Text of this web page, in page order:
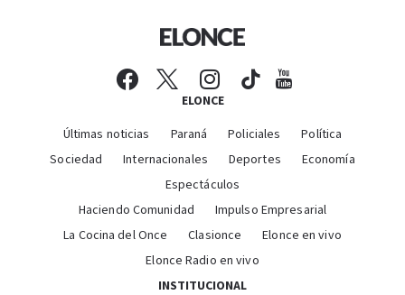
ELONCE
Últimas noticias Paraná Policiales
Política
Sociedad
Internacionales Deportes
Economía
Espectáculos
Haciendo Comunidad
Impulso Empresarial
La Cocina del Once
Clasionce
Elonce en vivo
Elonce Radio en vivo
INSTITUCIONAL